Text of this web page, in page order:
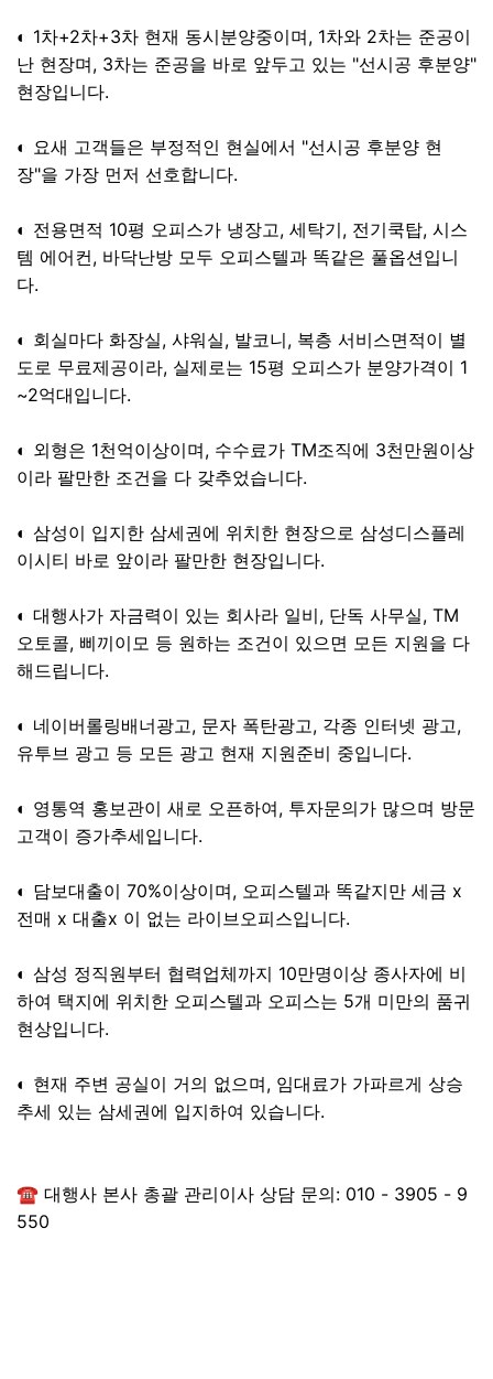
◐ 1차+2차+3차 현재 동시분양중이며, 1차와 2차는 준공이
난 현장며, 3차는 준공을 바로 앞두고 있는 "선시공 후분양"
현장입니다.
◐ 요새 고객들은 부정적인 현실에서 "선시공 후분양 현
장"을 가장 먼저 선호합니다.
◐ 전용면적 10평 오피스가 냉장고, 세탁기, 전기쿡탑, 시스
템 에어컨, 바닥난방 모두 오피스텔과 똑같은 풀옵션입니
다.
◐ 회실마다 화장실, 샤워실, 발코니, 복층 서비스면적이 별
도로 무료제공이라, 실제로는 15평 오피스가 분양가격이 1
~2억대입니다.
◐ 외형은 1천억이상이며, 수수료가 TM조직에 3천만원이상
이라 팔만한 조건을 다 갖추었습니다.
◐ 삼성이 입지한 삼세권에 위치한 현장으로 삼성디스플레
이시티 바로 앞이라 팔만한 현장입니다.
◐ 대행사가 자금력이 있는 회사라 일비, 단독 사무실, TM
오토콜, 삐끼이모 등 원하는 조건이 있으면 모든 지원을 다
해드립니다.
◐ 네이버롤링배너광고, 문자 폭탄광고, 각종 인터넷 광고,
유투브 광고 등 모든 광고 현재 지원준비 중입니다.
◐ 영통역 홍보관이 새로 오픈하여, 투자문의가 많으며 방문
고객이 증가추세입니다.
◐ 담보대출이 70%이상이며, 오피스텔과 똑같지만 세금 x
전매 x 대출x 이 없는 라이브오피스입니다.
◐ 삼성 정직원부터 협력업체까지 10만명이상 종사자에 비
하여 택지에 위치한 오피스텔과 오피스는 5개 미만의 품귀
현상입니다.
◐ 현재 주변 공실이 거의 없으며, 임대료가 가파르게 상승
추세 있는 삼세권에 입지하여 있습니다.
☎ 대행사 본사 총괄 관리이사 상담 문의: 010 - 3905 - 9
550